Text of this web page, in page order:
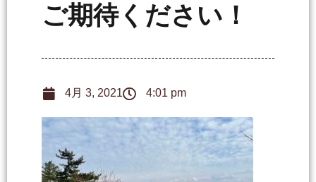
ご期待ください！
4月 3, 2021 4:01 pm